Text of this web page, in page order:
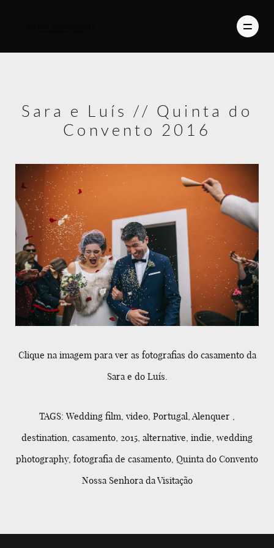
VIDEO
ABOUT US
Sara e Luís // Quinta do
Convento 2016
Clique na imagem para ver as fotografias do casamento da
Sara e do Luís.
TAGS: Wedding film, video, Portugal, Alenquer ,
destination, casamento, 2015, alternative, indie, wedding
photography, fotografia de casamento, Quinta do Convento
Nossa Senhora da Visitação